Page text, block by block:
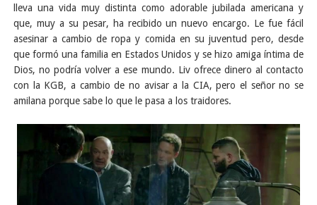
lleva una vida muy distinta como adorable jubilada americana y
que, muy a su pesar, ha recibido un nuevo encargo. Le fue fácil
asesinar a cambio de ropa y comida en su juventud pero, desde
que formó una familia en Estados Unidos y se hizo amiga íntima de
Dios, no podría volver a ese mundo. Liv ofrece dinero al contacto
con la KGB, a cambio de no avisar a la CIA, pero el señor no se
amilana porque sabe lo que le pasa a los traidores.